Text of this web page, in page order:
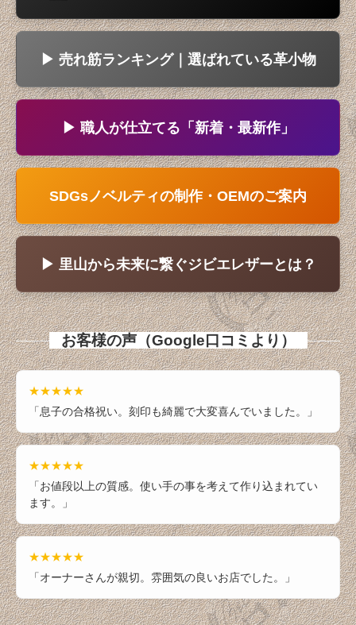
蚤の市
▶ 売れ筋ランキング｜選ばれている革小物
▶ 職人が仕立てる「新着・最新作」
SDGsノベルティの制作・OEMのご案内
▶ 里山から未来に繋ぐジビエレザーとは？
お客様の声（Google口コミより）
★★★★★
「息子の合格祝い。刻印も綺麗で大変喜んでいました。」
★★★★★
「お値段以上の質感。使い手の事を考えて作り込まれてい
ます。」
★★★★★
「オーナーさんが親切。雰囲気の良いお店でした。」